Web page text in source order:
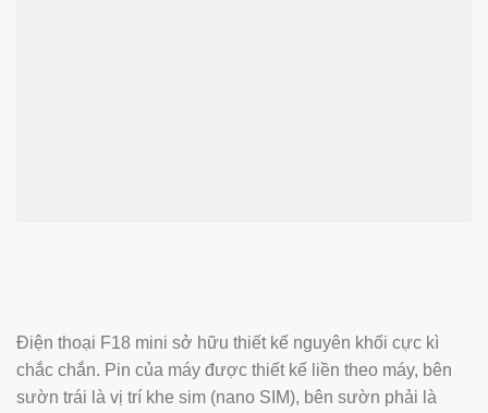
Điện thoại F18 mini sở hữu thiết kế nguyên khối cực kì
chắc chắn. Pin của máy được thiết kế liền theo máy, bên
sườn trái là vị trí khe sim (nano SIM), bên sườn phải là